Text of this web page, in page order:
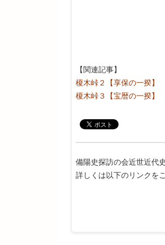
【関連記事】
榎木峠２【享保の一揆】
榎木峠３【宝暦の一揆】
備陽史探訪の会近世近代
詳しくは以下のリンクを